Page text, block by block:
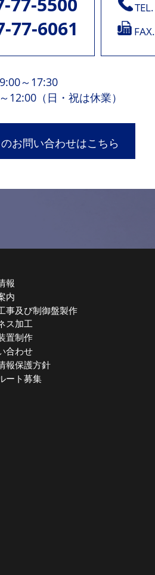
77-6061
TEL.
FAX.
～17:30
（日・祝は休業）
お問い合わせはこちら
報
内
事及び制御盤製作
ス加工
置制作
合わせ
報保護方針
ート募集